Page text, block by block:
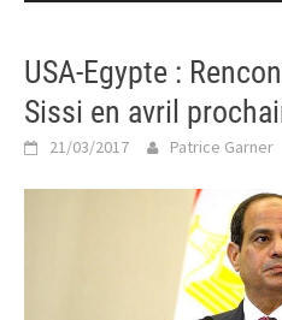
USA-Egypte :
Sissi en avril
21/03/2017 Patrice Garner